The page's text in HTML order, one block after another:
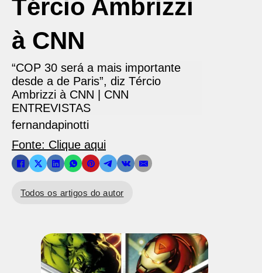
Tércio Ambrizzi
à CNN
“COP 30 será a mais importante
desde a de Paris”, diz Tércio
Ambrizzi à CNN | CNN
ENTREVISTAS
fernandapinotti
Fonte: Clique aqui
Todos os artigos do autor